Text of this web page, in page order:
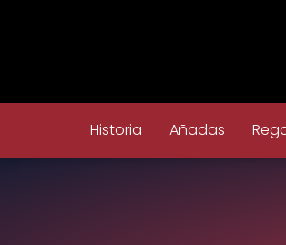
Historia Añadas